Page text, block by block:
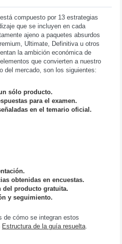
compuesto por 13 estrategias
que se incluyen en cada
ajeno a paquetes absurdos
Ultimate, Definitiva u otros
la ambición económica de
que convierten a nuestro
del mercado, son los siguientes:
sólo producto.
para el examen.
en el temario oficial.
obtenidas en encuestas.
del producto gratuita.
y seguimiento.
de cómo se integran estos
Estructura de la guía resuelta